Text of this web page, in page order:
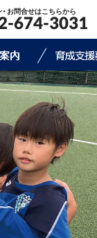
お問合せはこちらから
674-3031